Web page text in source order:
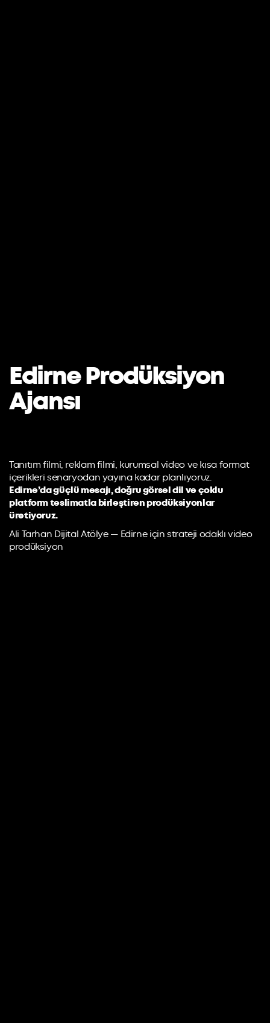
Edirne Prodüksiyon
Ajansı
Tanıtım filmi, reklam filmi, kurumsal video ve kısa format
içerikleri senaryodan yayına kadar planlıyoruz.
Edirne’da güçlü mesajı, doğru görsel dil ve çoklu
platform teslimatla birleştiren prodüksiyonlar
üretiyoruz.
Ali Tarhan Dijital Atölye — Edirne için strateji odaklı video
prodüksiyon